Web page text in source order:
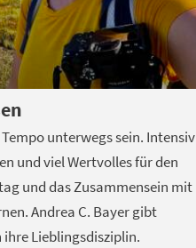
unterwegs sein. Intensiv
und viel Wertvolles für den
und das Zusammensein mit
Andrea C. Bayer gibt
ihre Lieblingsdisziplin.